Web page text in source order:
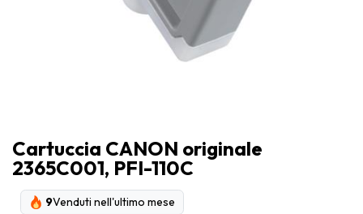
Cartuccia CANON originale
2365C001, PFI-110C
9Venduti nell'ultimo mese